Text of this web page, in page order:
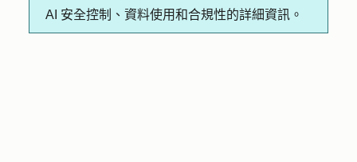
AI 安全控制、資料使用和合規性的詳細資訊。